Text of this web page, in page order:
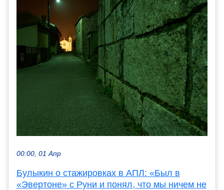
00:00, 01 Апр
Булыкин о стажировках в АПЛ: «Был в
«Эвертоне» с Руни и понял, что мы ничем не